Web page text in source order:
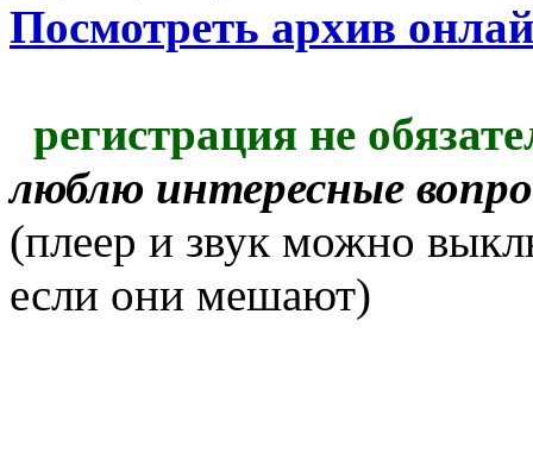
Посмотреть архив
регистрация не
люблю интересные
(плеер и звук можно
если они мешают)